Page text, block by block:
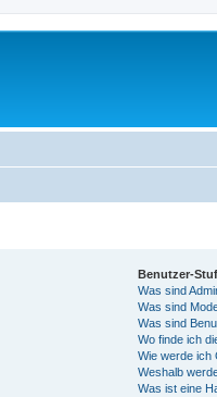
Benutzer-
Was sind
Was sind
Was sind
Wo finde ich
Wie werde ich
Weshalb
Was ist eine